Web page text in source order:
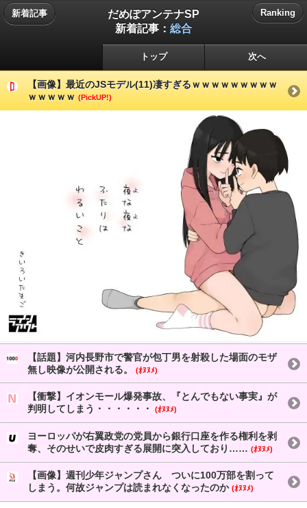
新着記事
だめぽアンテナSP
新着記事： 総合
Ranking
トップ 次へ
【画像】最近のJSモデル(11)凄すぎるｗｗｗｗｗｗｗｗｗ
ｗｗｗｗｗ (PickUP!)
【話題】河内長野市で警官が包丁男を射殺した場面のモザ
無し映像が公開される。
(ｵﾇﾇﾒ)
【衝撃】イオンモール爆発事故、『とんでもない事実』が
判明してしまう・・・・・・
(ｵﾇﾇﾒ)
ヨーロッパが右翼政党の党員から銀行口座を作る権利を剥
奪、そのせいで皮肉すぎる展開に突入しており…… (ｵﾇﾇﾒ)
【画像】週刊少年ジャンプさん ついに100万部を割って
しまう。何故ジャンプは読まれなくなったのか (ｵﾇﾇﾒ)